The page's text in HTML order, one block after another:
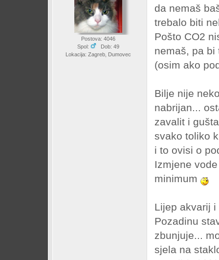
Postova: 4046
Spol:
Dob: 49
Lokacija: Zagreb, Dumovec
da nemaš
trebalo biti
Pošto CO2
nemaš, pa bi
(osim ako
Bilje nije
nabrijan...
zavalit i
svako toliko
i to ovisi o
Izmjene
minimum
Lijep akvarij
Pozadinu
zbunjuje...
sjela na